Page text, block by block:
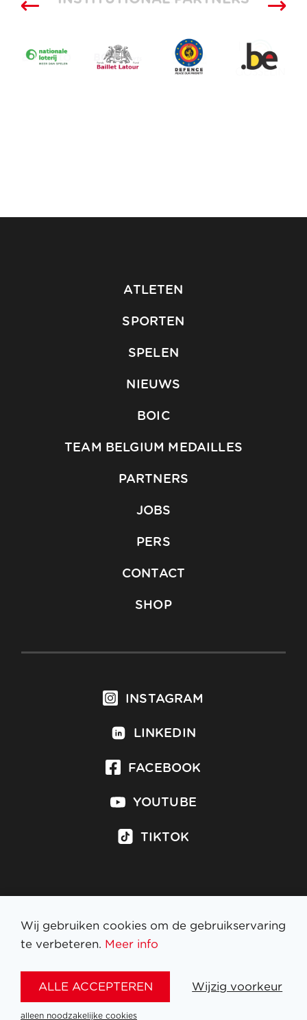
ATLETEN
SPORTEN
SPELEN
NIEUWS
BOIC
TEAM BELGIUM MEDAILLES
PARTNERS
JOBS
PERS
CONTACT
SHOP
INSTAGRAM
LINKEDIN
FACEBOOK
YOUTUBE
TIKTOK
Inschrijven op nieuwsbrief
Wij gebruiken cookies om de gebruikservaring
te verbeteren. Meer info
ALLE ACCEPTEREN Wijzig voorkeur
alleen noodzakelijke cookies